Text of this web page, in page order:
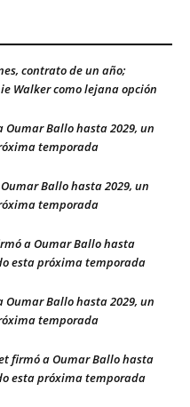
contrato de un año;
Walker como lejana opción
Oumar Ballo hasta 2029, un
temporada
Ballo hasta 2029, un
temporada
a Oumar Ballo hasta
esta próxima temporada
Oumar Ballo hasta 2029, un
temporada
firmó a Oumar Ballo hasta
esta próxima temporada